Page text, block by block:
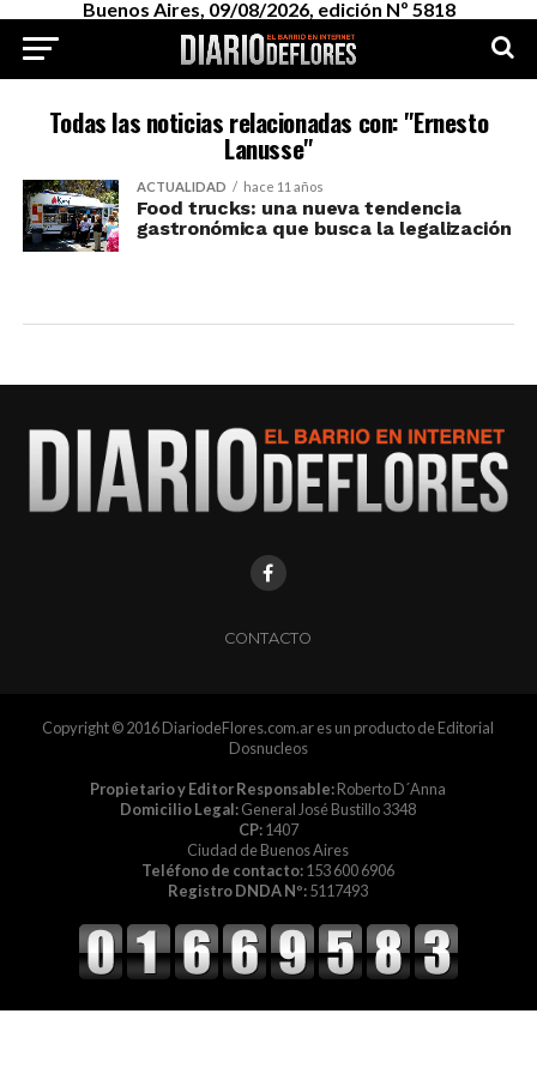
Buenos Aires, 09/08/2026, edición Nº 5818
Todas las noticias relacionadas con: "Ernesto
Lanusse"
ACTUALIDAD hace 11 años
Food trucks: una nueva tendencia
gastronómica que busca la legalización
CONTACTO
Copyright © 2016 DiariodeFlores.com.ar es un producto de Editorial
Dosnucleos
Propietario y Editor Responsable:Roberto D´Anna
Domicilio Legal:General José Bustillo 3348
CP:1407
Ciudad de Buenos Aires
Teléfono de contacto:153 600 6906
Registro DNDA Nº:5117493